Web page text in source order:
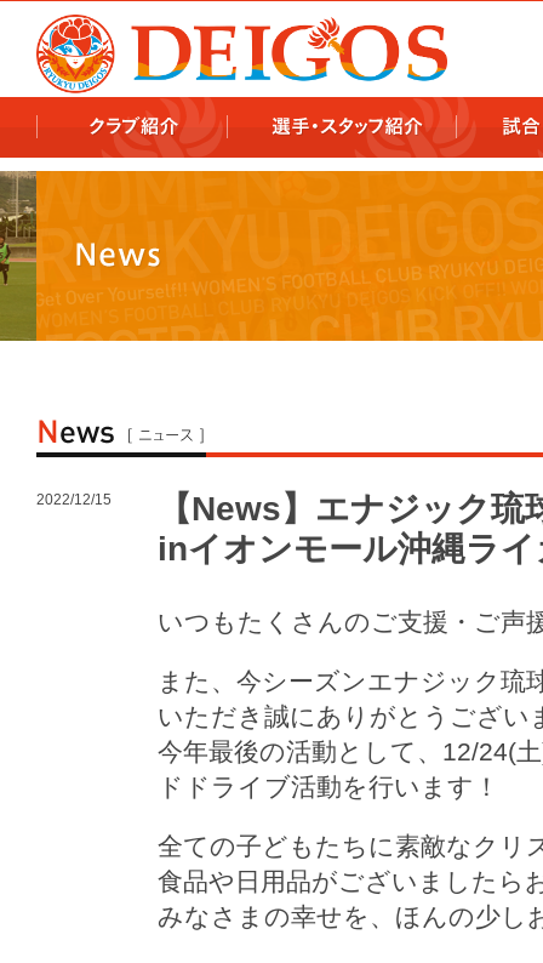
2022/12/15
【News】エナジック
inイオンモール沖縄ラ
いつもたくさんのご支援・ご声
また、今シーズンエナジック琉
いただき誠にありがとうござい
今年最後の活動として、12/24(
ドドライブ活動を行います！
全ての子どもたちに素敵なクリ
食品や日用品がございましたら
みなさまの幸せを、ほんの少し